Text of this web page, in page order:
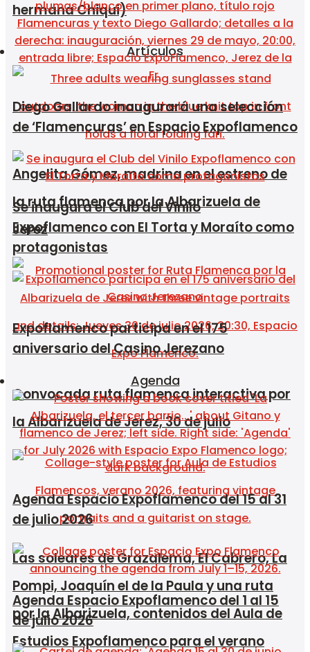
hermana Chiqui)
Artículos
Angelita Gómez, madrina en el estreno de
la ruta flamenca por la Albarizuela de
Jerez
Convocada ruta flamenca interactiva por
la Albarizuela de Jerez, 30 de julio
Las soleares de Grazalema, El Cabrero, La
Pompi, Joaquín el de la Paula y una ruta
por la Albarizuela, contenidos del Aula de
Estudios Expoflamenco para el verano
Diego Gallardo inaugurará una selección
de ‘Flamencuras’ en Espacio Expoflamenco
Se inaugura el Club del Vinilo
Expoflamenco con El Torta y Moraíto como
protagonistas
Expoflamenco participa en el 175
aniversario del Casino Jerezano
Agenda
Agenda Espacio Expoflamenco del 15 al 31
de julio 2026
Agenda Espacio Expoflamenco del 1 al 15
de julio 2026